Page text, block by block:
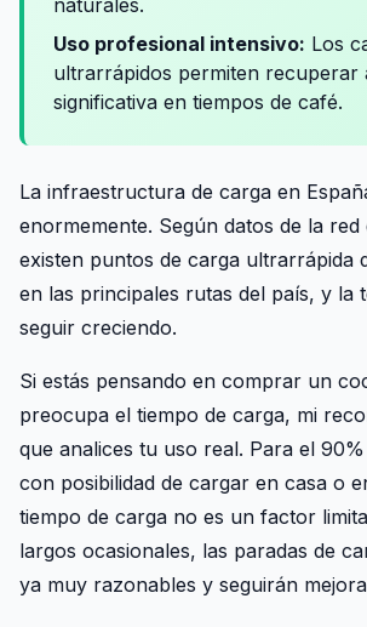
naturales.
Uso profesional intensivo: Los
ultrarrápidos permiten recuperar
significativa en tiempos de café.
La infraestructura de carga en
enormemente. Según datos de la red
existen puntos de carga ultrarrápida
en las principales rutas del país, y la
seguir creciendo.
Si estás pensando en comprar un
preocupa el tiempo de carga, mi
que analices tu uso real. Para el
con posibilidad de cargar en casa o
tiempo de carga no es un factor
largos ocasionales, las paradas de
ya muy razonables y seguirán